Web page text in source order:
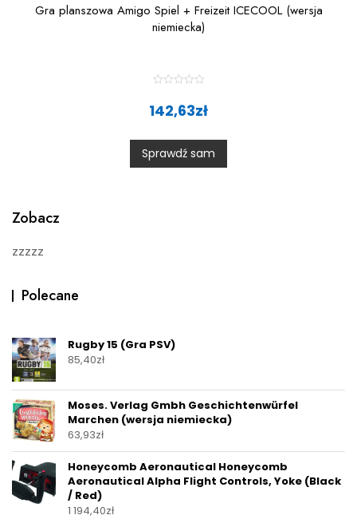
Gra planszowa Amigo Spiel + Freizeit ICECOOL (wersja
niemiecka)
0
o
u
t
142,63zł
Sprawdź sam
Zobacz
zzzzz
Polecane
Rugby 15 (Gra PSV)
85,40zł
Moses. Verlag Gmbh Geschichtenwürfel
Marchen (wersja niemiecka)
63,93zł
Honeycomb Aeronautical Honeycomb
Aeronautical Alpha Flight Controls, Yoke (Black
/ Red)
1 194,40zł